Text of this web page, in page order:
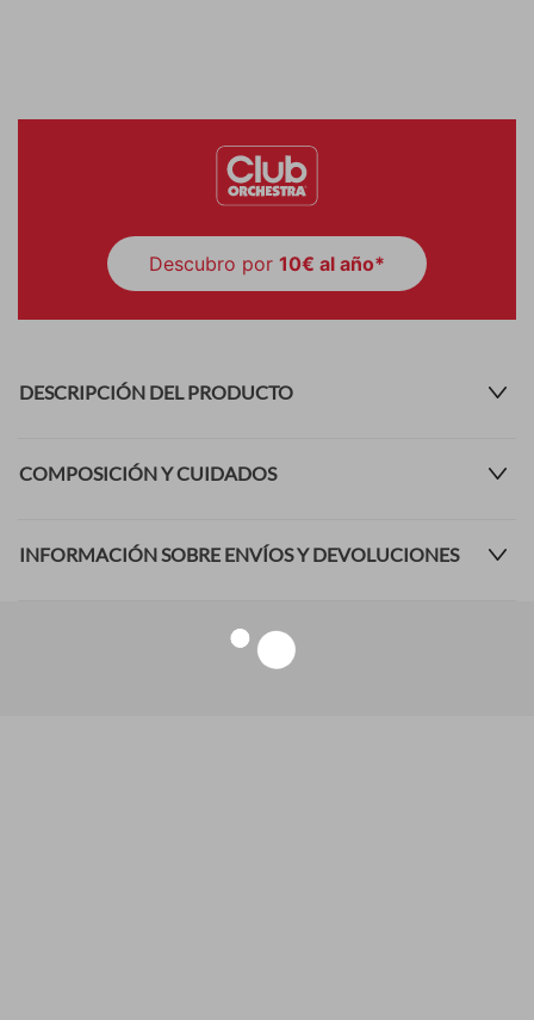
Descubro por 10€ al año*
DESCRIPCIÓN DEL PRODUCTO
COMPOSICIÓN Y CUIDADOS
INFORMACIÓN SOBRE ENVÍOS Y DEVOLUCIONES